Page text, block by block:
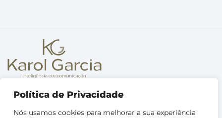
Política de Privacidade
Nós usamos cookies para melhorar a sua experiência
Sobre
Treinamentos